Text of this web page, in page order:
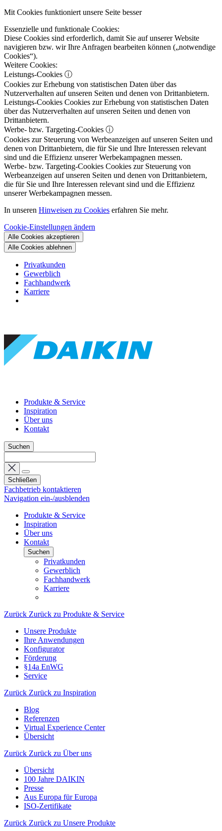
Mit Cookies funktioniert unsere Seite besser
Essenzielle und funktionale Cookies:
Diese Cookies sind erforderlich, damit Sie auf unserer Website
navigieren bzw. wir Ihre Anfragen bearbeiten können („notwendige
Cookies“).
Weitere Cookies:
Leistungs-Cookies ⓘ
Cookies zur Erhebung von statistischen Daten über das
Nutzerverhalten auf unseren Seiten und denen von Drittanbietern.
Leistungs-Cookies Cookies zur Erhebung von statistischen Daten
über das Nutzerverhalten auf unseren Seiten und denen von
Drittanbietern.
Werbe- bzw. Targeting-Cookies ⓘ
Cookies zur Steuerung von Werbeanzeigen auf unseren Seiten und
denen von Drittanbietern, die für Sie und Ihre Interessen relevant
sind und die Effizienz unserer Werbekampagnen messen.
Werbe- bzw. Targeting-Cookies Cookies zur Steuerung von
Werbeanzeigen auf unseren Seiten und denen von Drittanbietern,
die für Sie und Ihre Interessen relevant sind und die Effizienz
unserer Werbekampagnen messen.
In unseren Hinweisen zu Cookies erfahren Sie mehr.
Cookie-Einstellungen ändern
Alle Cookies akzeptieren
Alle Cookies ablehnen
Privatkunden
Gewerblich
Fachhandwerk
Karriere
Produkte & Service
Inspiration
Über uns
Kontakt
Suchen
Schließen
Fachbetrieb kontaktieren
Navigation ein-/ausblenden
Produkte & Service
Inspiration
Über uns
Kontakt
Suchen
Privatkunden
Gewerblich
Fachhandwerk
Karriere
Zurück Zurück zu Produkte & Service
Unsere Produkte
Ihre Anwendungen
Konfigurator
Förderung
§14a EnWG
Service
Zurück Zurück zu Inspiration
Blog
Referenzen
Virtual Experience Center
Übersicht
Zurück Zurück zu Über uns
Übersicht
100 Jahre DAIKIN
Presse
Aus Europa für Europa
ISO-Zertifikate
Zurück Zurück zu Unsere Produkte